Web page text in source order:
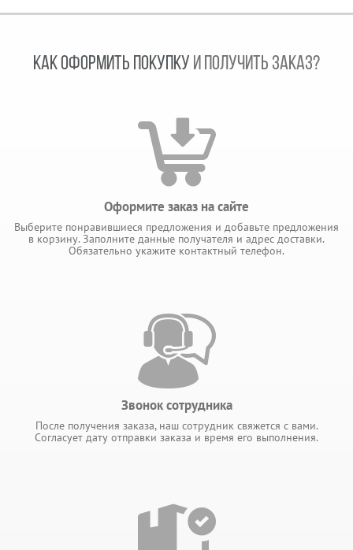
КАК ОФОРМИТЬ ПОКУПКУ И ПОЛУЧИТЬ ЗАКАЗ?
Оформите заказ на сайте
Выберите понравившиеся предложения и добавьте предложения
в корзину. Заполните данные получателя и адрес доставки.
Обязательно укажите контактный телефон.
Звонок сотрудника
После получения заказа, наш сотрудник свяжется с вами.
Согласует дату отправки заказа и время его выполнения.